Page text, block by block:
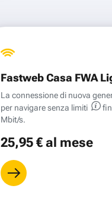
Fastweb Casa FWA
La connessione di nuova
per navigare senza limiti
Mbit/s.
25,95 €al mese